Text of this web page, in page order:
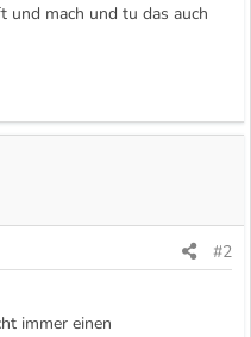
und mach und tu das auch
#2
immer einen